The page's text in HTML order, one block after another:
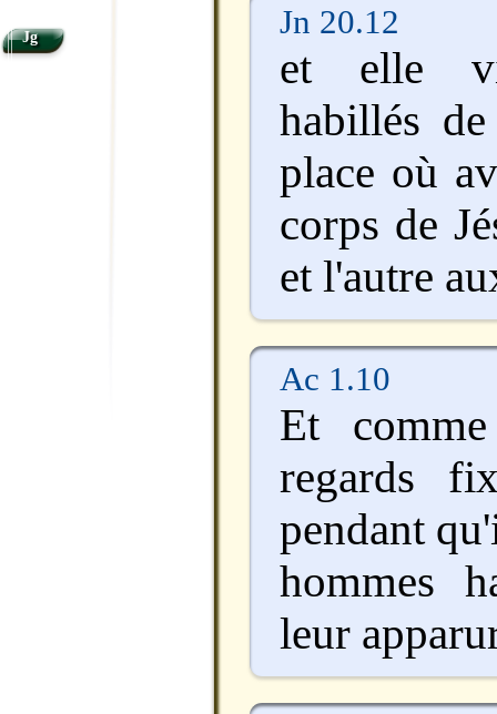
Jn 20.12
et elle
habillés
place où
corps de
et l'autre
Ac 1.10
Et
regards
pendant
hommes
leur
Jg